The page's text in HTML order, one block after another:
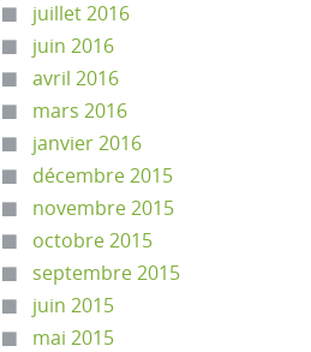
juillet 2016
juin 2016
avril 2016
mars 2016
janvier 2016
décembre 2015
novembre 2015
octobre 2015
septembre 2015
juin 2015
mai 2015